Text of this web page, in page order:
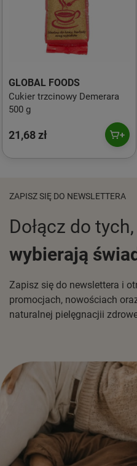
GLOBAL FOODS
Cukier trzcinowy Demerara
500 g
21,68 zł
ZAPISZ SIĘ DO NEWSLETTERA
Dołącz do
wybierają
Zapisz się do newslettera i
promocjach, nowościach
naturalnej pielęgnacjii